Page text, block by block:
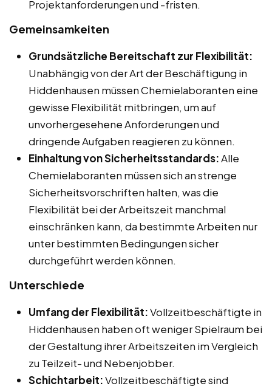
Projektanforderungen und -fristen.
Gemeinsamkeiten
Grundsätzliche Bereitschaft zur Flexibilität:
Unabhängig von der Art der Beschäftigung in
Hiddenhausen müssen Chemielaboranten eine
gewisse Flexibilität mitbringen, um auf
unvorhergesehene Anforderungen und
dringende Aufgaben reagieren zu können.
Einhaltung von Sicherheitsstandards:Alle
Chemielaboranten müssen sich an strenge
Sicherheitsvorschriften halten, was die
Flexibilität bei der Arbeitszeit manchmal
einschränken kann, da bestimmte Arbeiten nur
unter bestimmten Bedingungen sicher
durchgeführt werden können.
Unterschiede
Umfang der Flexibilität:Vollzeitbeschäftigte in
Hiddenhausen haben oft weniger Spielraum bei
der Gestaltung ihrer Arbeitszeiten im Vergleich
zu Teilzeit- und Nebenjobber.
Schichtarbeit:Vollzeitbeschäftigte sind